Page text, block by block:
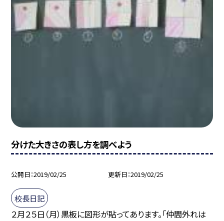
分けた大きさの表し方を調べよう
公開日 2019/02/25 更新日 2019/02/25
校長日記
２月２５日（月）黒板に図形が貼ってあります。「仲間外れは